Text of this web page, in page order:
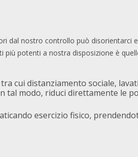
dal nostro controllo può disorientarci
potenti a nostra disposizione è
cui distanziamento sociale,
tal modo, riduci direttamente le
esercizio fisico,